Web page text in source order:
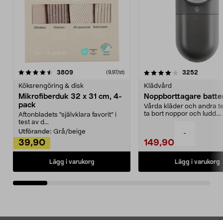
-
3809recensioner (9,97/st)
Köksrengöring & disk
Mikrofiberduk 32 x 31 cm, 4-
pack
Aftonbladets "självklara favorit” i
test av d...
Utförande: Grå/beige
39,90
Lägg i varukorg
4.0av 5 stjärnor 3252
Klädvård
Noppborttagare
Vårda kläder och andra
ta bort noppor och ludd.
149,90
Lägg i varukorg
4.5av 5 stjärnor